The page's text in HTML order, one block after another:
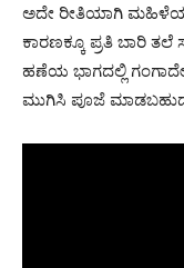
ಅದೇ ರೀತಿಯಾಗಿ
ಕಾರಣಕ್ಕೂ ಪ್ರತಿ ಬಾರಿ
ಹಣೆಯ ಭಾಗದಲ್ಲಿ
ಮುಗಿಸಿ ಪೂಜೆ